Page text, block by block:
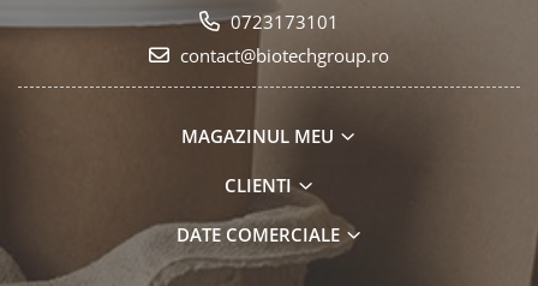
0723173101
contact@biotechgroup.ro
MAGAZINUL MEU
CLIENTI
DATE COMERCIALE